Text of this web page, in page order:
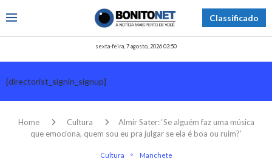
Classificado
sexta-feira, 7 agosto, 2026 03:50
[directorist_signin_signup]
Home Cultura
Almir Sater: ‘Se alguém faz uma música
que emociona, quem sou eu pra julgar se ela é boa ou ruim?’
Cultura Manchete